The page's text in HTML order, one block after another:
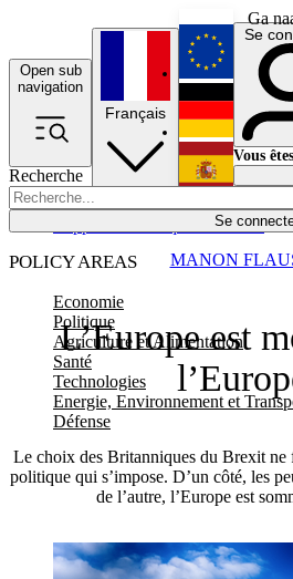
Ga
Open sub
navigation
Recherche
Se
POLICY AREAS
Economie
Politique
Agriculture et Alimentation
Santé
Technologies
Energie, Environnement et
Défense
Économie
Français
English
Deutsch
Español
Se
Vous
L’Europe est
Le choix des Britanniques du Brexit ne
politique qui s’impose. D’un côté, les
de l’autre, l’Europe est
MANON